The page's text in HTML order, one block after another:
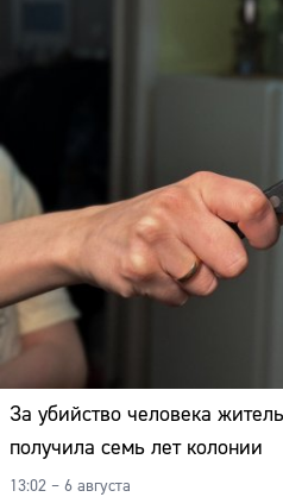
За убийство человека
получила семь лет колонии
13:02 – 6 августа
Сайт: